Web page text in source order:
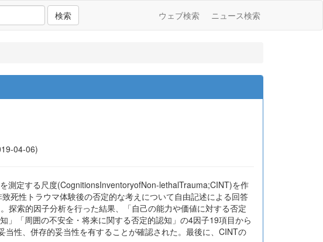
検索 ウェブ検索 ニュース検索
04-06)
測定する尺度(CognitionsInventoryofNon-lethalTrauma;CINT)を作
死性トラウマ体験後の否定的な考えについて自由記述による回答
探索的因子分析を行った結果、「自己の能力や価値に対する否定
」「周囲の不安全・将来に関する否定的認知」の4因子19項目から
性、併存的妥当性を有することが確認された。最後に、CINTの